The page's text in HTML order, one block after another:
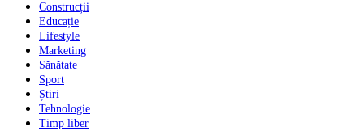
Construcții
Educație
Lifestyle
Marketing
Sănătate
Sport
Știri
Tehnologie
Timp liber